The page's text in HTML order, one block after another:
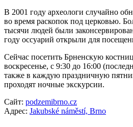
В 2001 году археологи случайно
во время раскопок под церковью.
тысячи людей были
году оссуарий открыли для
Сейчас посетить Брненскую
воскресенье, с 9:30 до 16:00
также в каждую праздничную
проходят ночные экскурсии.
Сайт: podzemibrno.cz
Адрес: Jakubské náměstí, Brno